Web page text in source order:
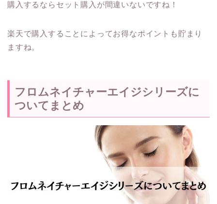
購入するならセット購入が間違いないですね！
楽天で購入することによってお得なポイントも貯まり
ますね。
フロムネイチャーエイジシリーズに
ついてまとめ